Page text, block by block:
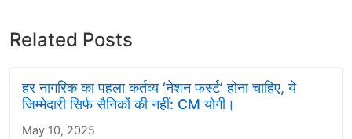
Related Posts
हर नागरिक का पहला कर्तव्य ‘नेशन फर्स्ट’ होना चाहिए, ये
जिम्मेदारी सिर्फ सैनिकों की नहीं: CM योगी।
May 10, 2025